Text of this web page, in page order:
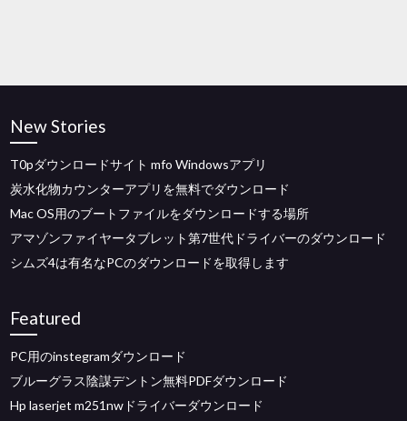
New Stories
T0pダウンロードサイト mfo Windowsアプリ
炭水化物カウンターアプリを無料でダウンロード
Mac OS用のブートファイルをダウンロードする場所
アマゾンファイヤータブレット第7世代ドライバーのダウンロード
シムズ4は有名なPCのダウンロードを取得します
Featured
PC用のinstegramダウンロード
ブルーグラス陰謀デントン無料PDFダウンロード
Hp laserjet m251nwドライバーダウンロード